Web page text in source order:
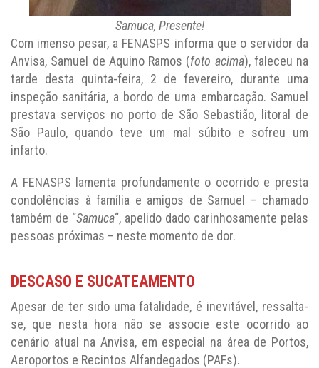
Samuca, Presente!
Com imenso pesar, a FENASPS informa que o servidor da
Anvisa, Samuel de Aquino Ramos (foto acima), faleceu na
tarde desta quinta-feira, 2 de fevereiro, durante uma
inspeção sanitária, a bordo de uma embarcação. Samuel
prestava serviços no porto de São Sebastião, litoral de
São Paulo, quando teve um mal súbito e sofreu um
infarto.
A FENASPS lamenta profundamente o ocorrido e presta
condolências à família e amigos de Samuel – chamado
também de “Samuca“, apelido dado carinhosamente pelas
pessoas próximas – neste momento de dor.
DESCASO E SUCATEAMENTO
Apesar de ter sido uma fatalidade, é inevitável, ressalta-
se, que nesta hora não se associe este ocorrido ao
cenário atual na Anvisa, em especial na área de Portos,
Aeroportos e Recintos Alfandegados (PAFs).